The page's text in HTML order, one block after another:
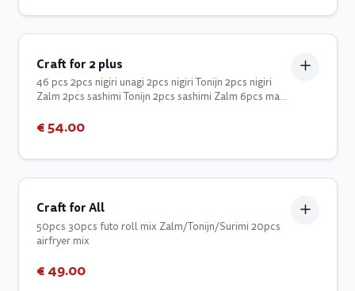
Craft for 2 plus
46 pcs 2pcs nigiri unagi 2pcs nigiri Tonijn 2pcs nigiri
Zalm 2pcs sashimi Tonijn 2pcs sashimi Zalm 6pcs maki
avocado 6pcs California Zalm avocado 6pcs California
€ 54.00
Craft for All
50pcs 30pcs futo roll mix Zalm/Tonijn/Surimi 20pcs
airfryer mix
€ 49.00